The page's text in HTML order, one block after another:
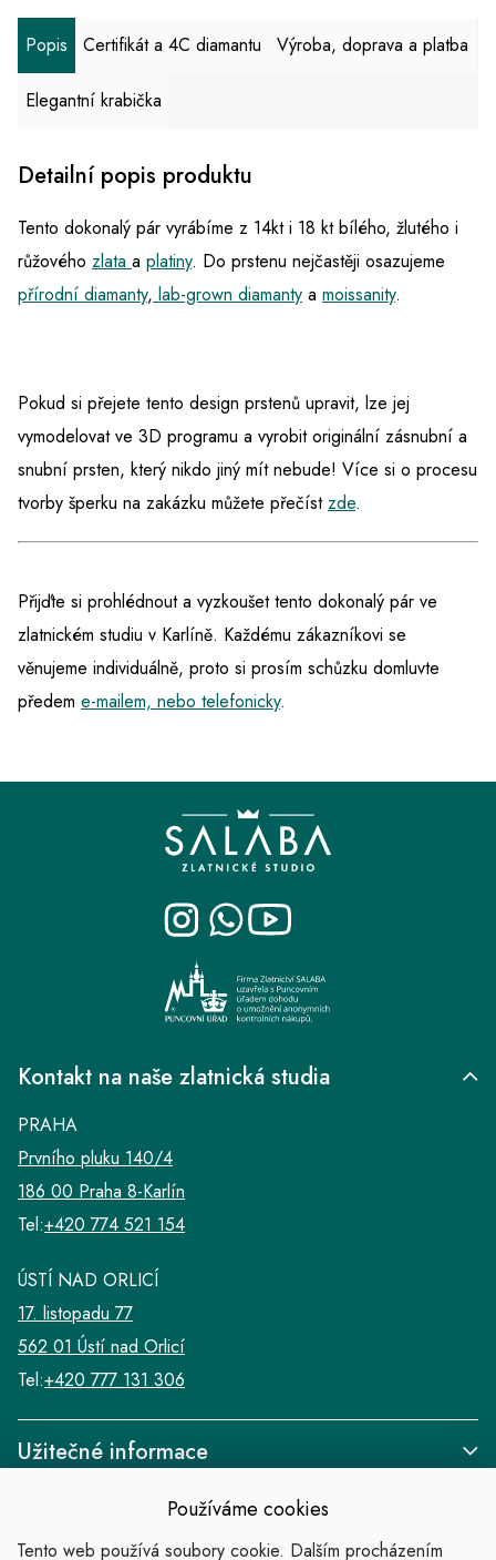
Používáme cookies
Tento web používá soubory cookie. Dalším procházením
Popis Certifikát a 4C diamantu Výroba, doprava a platba
Elegantní krabička
Detailní popis produktu
Tento dokonalý pár vyrábíme z 14kt i 18 kt bílého, žlutého i
růžového zlata a platiny. Do prstenu nejčastěji osazujeme
přírodní diamanty, lab-grown diamanty a moissanity.
Pokud si přejete tento design prstenů upravit, lze jej
vymodelovat ve 3D programu a vyrobit originální zásnubní a
snubní prsten, který nikdo jiný mít nebude! Více si o procesu
tvorby šperku na zakázku můžete přečístzde.
Přijďte si prohlédnout a vyzkoušet tento dokonalý pár ve
zlatnickém studiu v Karlíně. Každému zákazníkovi se
věnujeme individuálně, proto si prosím schůzku domluvte
předem e-mailem, nebo telefonicky.
Užitečné informace
Kontakt na naše zlatnická studia
PRAHA
Prvního pluku 140/4
186 00 Praha 8-Karlín
Tel:+420 774 521 154
ÚSTÍ NAD ORLICÍ
17. listopadu 77
562 01 Ústí nad Orlicí
Tel:+420 777 131 306